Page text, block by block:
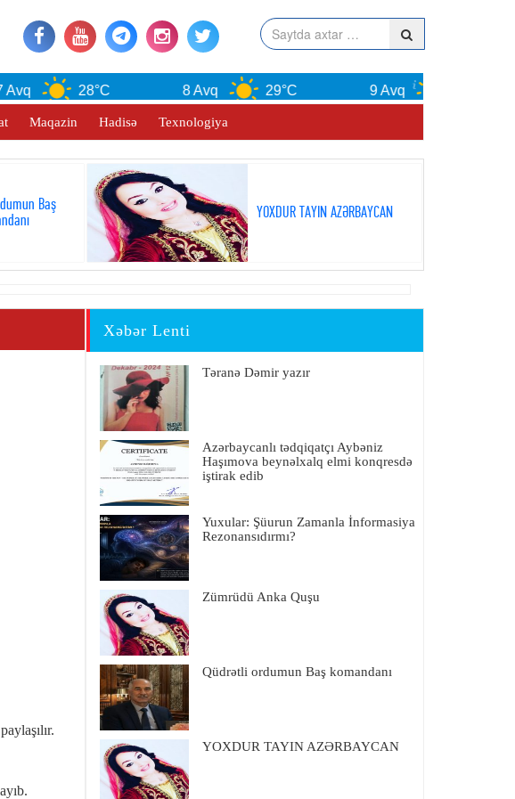
28°C 8 Avq 29°C 9 Avq
Maqazin Hadisə Texnologiya
Baş
YOXDUR TAYIN AZƏRBAYCAN
Xəbər Lenti
Təranə Dəmir yazır
Azərbaycanlı tədqiqatçı Aybəniz
Haşımova beynəlxalq elmi konqresdə
iştirak edib
Yuxular: Şüurun Zamanla İnformasiya
Rezonansıdırmı?
Zümrüdü Anka Quşu
Qüdrətli ordumun Baş komandanı
YOXDUR TAYIN AZƏRBAYCAN